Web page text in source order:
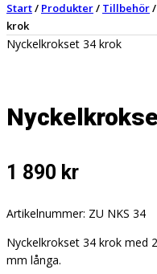
Start/ Produkter/ Tillbehör/
krok
Nyckelkrokset 34 krok
1 890 kr
Artikelnummer: ZU NKS 34
Nyckelkrokset 34 krok med
mm långa.